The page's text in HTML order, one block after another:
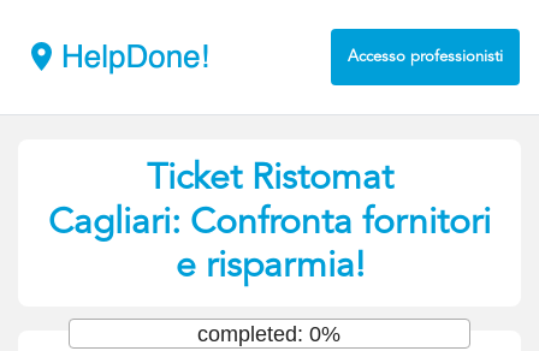
Accesso professionisti
Ticket Ristomat
Cagliari: Confronta fornitori
e risparmia!
completed: 0%